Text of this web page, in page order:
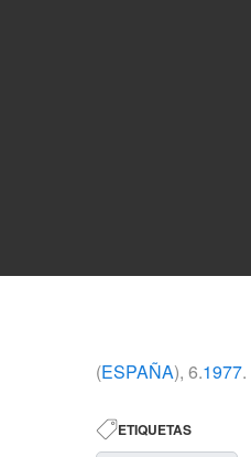
(ESPAÑA), 6.1977.
ETIQUETAS